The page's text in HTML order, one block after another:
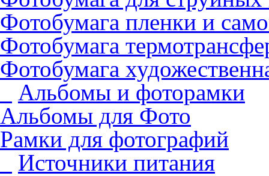
Фотобумага пленки и
Фотобумага
Фотобумага
Альбомы и фоторамки
Альбомы для Фото
Рамки для фотографий
Источники питания